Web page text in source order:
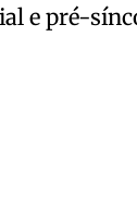
e pré-